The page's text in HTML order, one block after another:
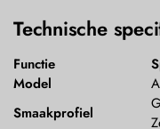
Technische
Functie
Model
Smaakprofiel